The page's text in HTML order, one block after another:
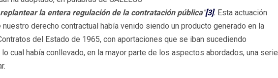
la entera regulación de la contratación pública"[3]. Esta actuación
derecho contractual había venido siendo un producto generado en la
del Estado de 1965, con aportaciones que se iban sucediendo
cual había conllevado, en la mayor parte de los aspectos abordados, una serie